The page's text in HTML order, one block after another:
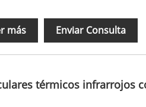
más Enviar Consulta
térmicos infrarrojos